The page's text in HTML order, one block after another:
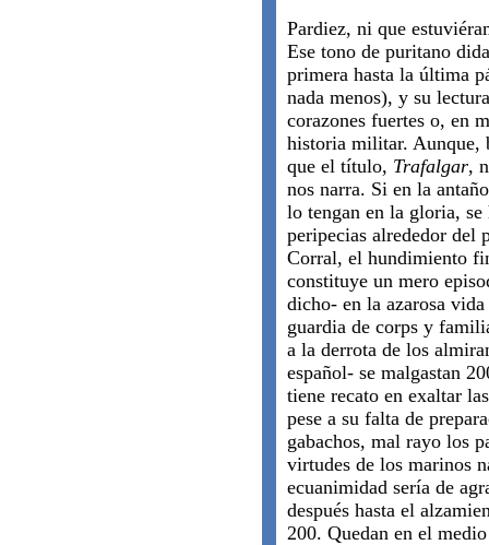
Pardiez, ni que
Ese tono de puritano
primera hasta la última
nada menos), y su
corazones fuertes o, en
historia militar. Aunque,
que el título, Trafalgar,
nos narra. Si en la
lo tengan en la gloria,
peripecias alrededor del
Corral, el hundimiento
constituye un mero
dicho- en la azarosa
guardia de corps y
a la derrota de los
español- se malgastan
tiene recato en exaltar
pese a su falta de
gabachos, mal rayo los
virtudes de los marinos
ecuanimidad sería de
después hasta el
200. Quedan en el